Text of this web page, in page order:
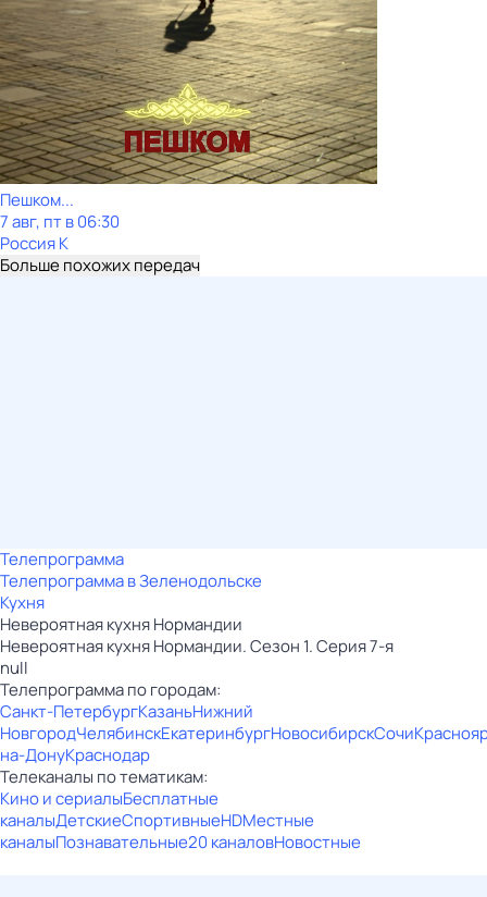
Пешком...
7 авг, пт в 06:30
Россия К
Больше похожих передач
Телепрограмма
Телепрограмма в Зеленодольске
Кухня
Невероятная кухня Нормандии
Невероятная кухня Нормандии. Сезон 1. Серия 7-я
null
Телепрограмма по городам:
Санкт-ПетербургКазаньНижний
НовгородЧелябинскЕкатеринбургНовосибирскСочи
на-ДонуКраснодар
Телеканалы по тематикам:
Кино и сериалыБесплатные
каналыДетскиеСпортивныеHDМестные
каналыПознавательные20 каналовНовостные